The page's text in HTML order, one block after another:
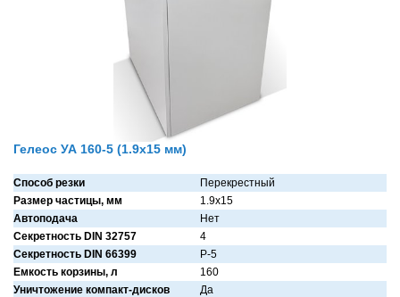
Гелеос УА 160-5 (1.9x15 мм)
Способ резки
Перекрестный
Размер частицы, мм
1.9x15
Автоподача
Нет
Секретность DIN 32757
4
Секретность DIN 66399
P-5
Емкость корзины, л
160
Уничтожение компакт-дисков
Дa